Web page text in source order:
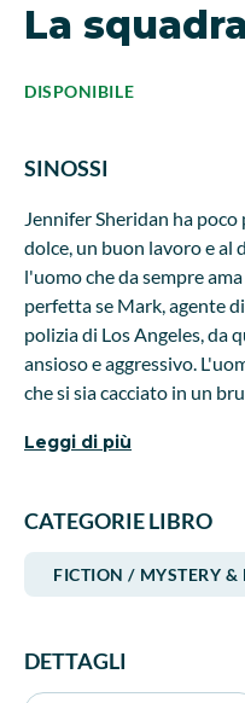
La
DISPONIBILE
SINOSSI
Jennifer Sheridan ha
dolce, un buon lavoro e
l'uomo che da sempre
perfetta se Mark, agente
polizia di Los Angeles, da
ansioso e aggressivo.
che si sia cacciato in un
Leggi di più
CATEGORIE LIBRO
FICTION / MYSTERY &
DETTAGLI